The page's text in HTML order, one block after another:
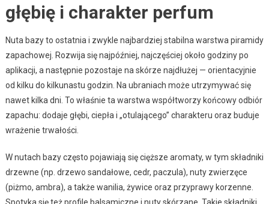
głębię i charakter perfum
Nuta bazy to ostatnia i zwykle najbardziej stabilna warstwa piramidy
zapachowej. Rozwija się najpóźniej, najczęściej około godziny po
aplikacji, a następnie pozostaje na skórze najdłużej — orientacyjnie
od kilku do kilkunastu godzin. Na ubraniach może utrzymywać się
nawet kilka dni. To właśnie ta warstwa współtworzy końcowy odbiór
zapachu: dodaje głębi, ciepła i „otulającego” charakteru oraz buduje
wrażenie trwałości.
W nutach bazy często pojawiają się cięższe aromaty, w tym składniki
drzewne (np. drzewo sandałowe, cedr, paczula), nuty zwierzęce
(piżmo, ambra), a także wanilia, żywice oraz przyprawy korzenne.
Spotyka się też profile balsamiczne i nuty skórzane. Takie składniki